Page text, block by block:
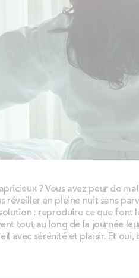
? Vous avez peur de
réveiller en pleine nuit sans
: reproduire ce que font
tout au long de la journée
avec sérénité et plaisir. Et